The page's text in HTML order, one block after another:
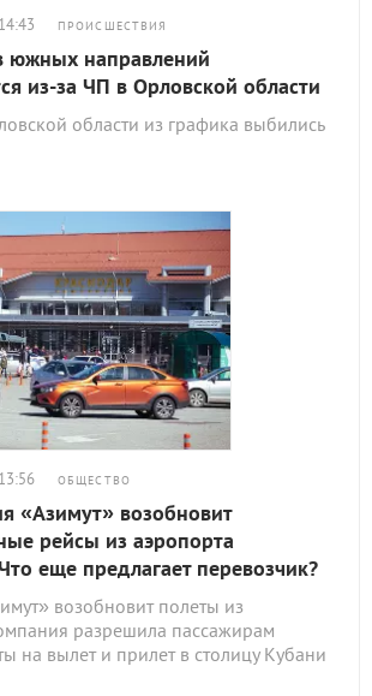
ПРОИСШЕСТВИЯ
южных направлений
из-за ЧП в Орловской области
области из графика выбились
ОБЩЕСТВО
«Азимут» возобновит
рейсы из аэропорта
еще предлагает перевозчик?
возобновит полеты из
разрешила пассажирам
на вылет и прилет в столицу Кубани